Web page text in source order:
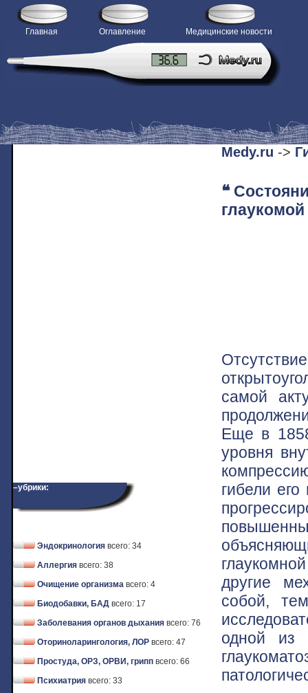
Главная Оглавление Медицинские новости
–убрики:
Эндокринология всего: 34
Аллергия всего: 38
Очищение организма всего: 4
Биодобавки, БАД всего: 17
Заболевания органов дыхания всего: 76
Оториноларингология, ЛОР всего: 47
Простуда, ОРЗ, ОРВИ, грипп всего: 66
Психиатрия всего: 33
Medy.ru ->
❝
самой
Еще в
уровня
гибели
другие
собой,
одной из